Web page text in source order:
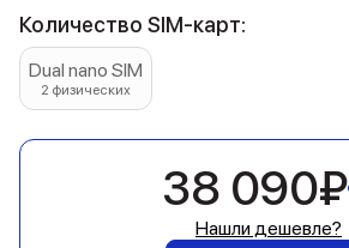
Количество SIM-карт:
Dual nano SIM
2 физических
38 090₽
Нашли дешевле?